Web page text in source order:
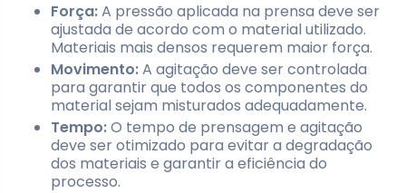
Força:A pressão aplicada na prensa deve ser
ajustada de acordo com o material utilizado.
Materiais mais densos requerem maior força.
Movimento:A agitação deve ser controlada
para garantir que todos os componentes do
material sejam misturados adequadamente.
Tempo:O tempo de prensagem e agitação
deve ser otimizado para evitar a degradação
dos materiais e garantir a eficiência do
processo.